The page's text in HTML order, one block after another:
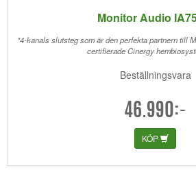
Monitor Audio
"4-kanals slutsteg som är den perfekta partnern till
certifierade Cinergy
Beställningsvara
46.990:-
KÖP